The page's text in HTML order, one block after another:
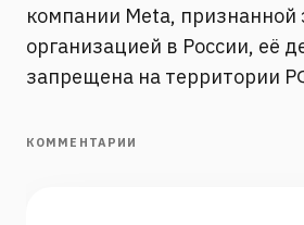
компании Meta, признанной
организацией в России, её
запрещена на территории
КОММЕНТАРИИ